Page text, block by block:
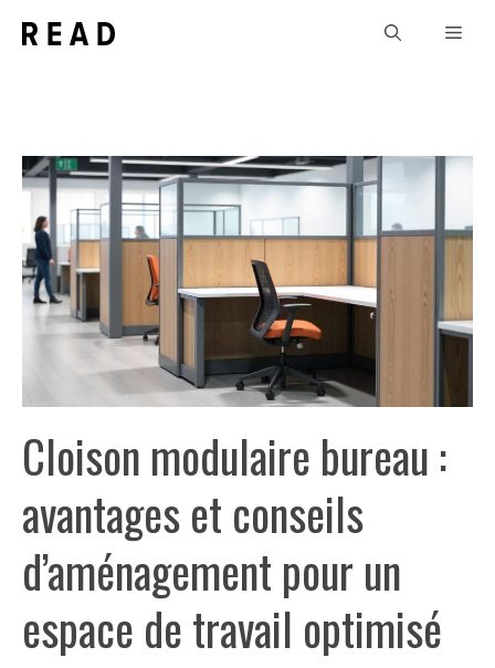
Cloison modulaire bureau :
avantages et conseils
d’aménagement pour un
espace de travail optimisé